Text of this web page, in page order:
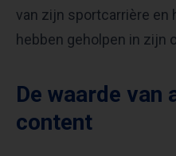
van zijn sportcarrière en
hebben geholpen in zijn
De waarde van
content